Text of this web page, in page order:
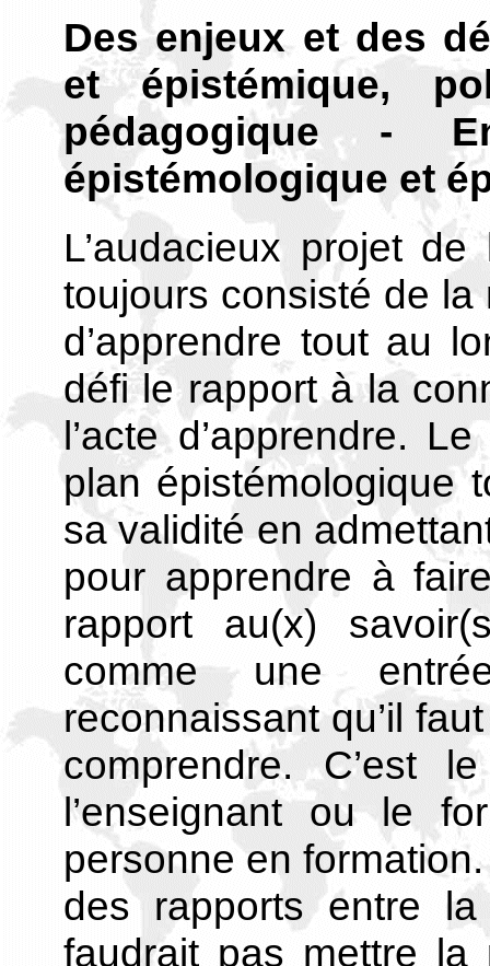
Des enjeux et des
et épistémique,
pédagogique -
épistémologique et
L’audacieux projet
toujours consisté de
d’apprendre tout au
défi le rapport à la
l’acte d’apprendre.
plan épistémologique
sa validité en
pour apprendre à
rapport au(x)
comme une
reconnaissant qu’il
comprendre. C’est
l’enseignant ou le
personne en
des rapports entre
faudrait pas mettre la